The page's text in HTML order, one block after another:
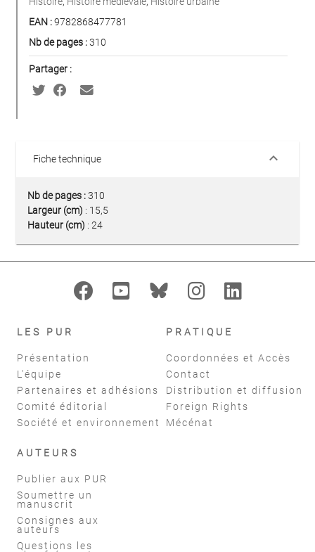
EAN :9782868477781
Nb de pages :310
Partager :
Fiche technique keyboard_arrow_down
Nb de pages :310
Largeur (cm) : 15,5
Hauteur (cm) : 24
LES PUR
Présentation
L'équipe
Partenaires et adhésions
Comité éditorial
Société et environnement
PRATIQUE
Coordonnées et Accès
Contact
Distribution et diffusion
Foreign Rights
Mécénat
AUTEURS
Publier aux PUR
Soumettre un
manuscrit
Consignes aux
auteurs
Questions les